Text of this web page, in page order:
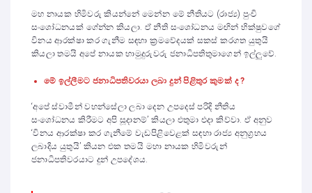
මහ නායක හිමිවරු කියන්නේ මෙන්න මේ නීතියට (රාජ්‍ය) පුංචි
සංශෝධනයක් ගේන්න කියලා. ඒ නීති සංශෝධනය මඟින් භික්ෂුවගේ
විනය ආරක්ෂා කර ගැනීම සඳහා ක්‍රමවේදයක් සකස් කරගත යුතුයි
කියලා තමයි අපේ නායක හාමුදුරුවරු ජනාධිපතිතුමාගෙන් ඉල්ලුවේ.
මේ ඉල්ලීමට ජනාධිපතිවරයා ලබා දුන් පිළිතුර කුමක් ද ?
‘අපේ ස්වාමීන් වහන්සේලා ලබා දෙන උපදෙස් පරිදි නීතිය
සංශෝධනය කිරීමට අපි සූදානම්’ කියලා එතුමා එදා කිව්වා. ඒ අනුව
‘විනය ආරක්ෂා කර ගැනීමේ වැඩපිළිවෙළක් සඳහා රාජ්‍ය අනුග්‍රහය
ලබාදිය යුතුයි’ කියන එක තමයි මහා නායක හිමිවරුන්
ජනාධිපතිවරයාට දුන් උපදේශය.